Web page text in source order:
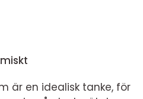
är en idealisk tanke, för